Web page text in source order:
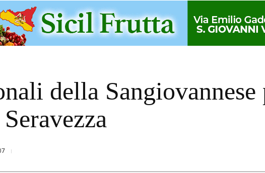
della Sangiovannese